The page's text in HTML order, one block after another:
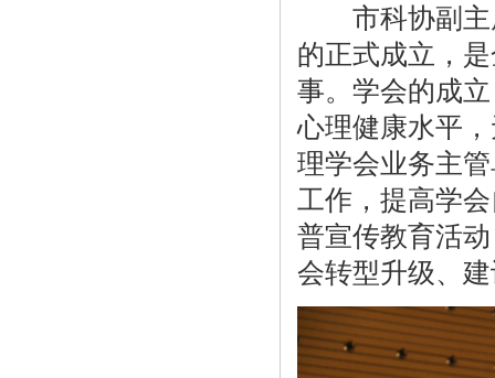
市科协副主
的正式成立，
事。学会的成
心理健康水平
理学会业务主
工作，提高学
普宣传教育活
会转型升级、